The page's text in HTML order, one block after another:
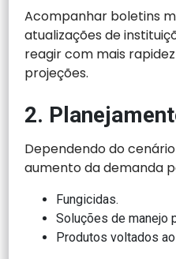
Acompanhar boletins
atualizações de
reagir com mais
projeções.
2.
Dependendo do
aumento da demanda
Fungicidas.
Soluções de manejo
Produtos voltados